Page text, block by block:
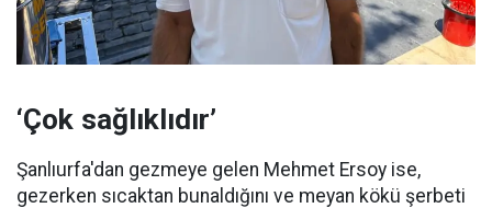
‘Çok sağlıklıdır’
Şanlıurfa'dan gezmeye gelen Mehmet Ersoy ise,
gezerken sıcaktan bunaldığını ve meyan kökü şerbeti